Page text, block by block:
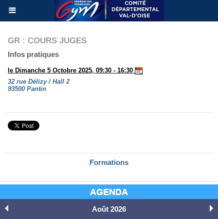
AGENDA
Août 2026
GR : COURS JUGES
Infos pratiques
le Dimanche 5 Octobre 2025, 09:30 - 16:30
32 rue Délizy / Hall 2
93500 Pantin
Formations